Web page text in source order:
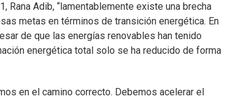
Rana Adib, “lamentablemente existe una brecha
metas en términos de transición energética. En
de que las energías renovables han tenido
energética total solo se ha reducido de forma
en el camino correcto. Debemos acelerar el